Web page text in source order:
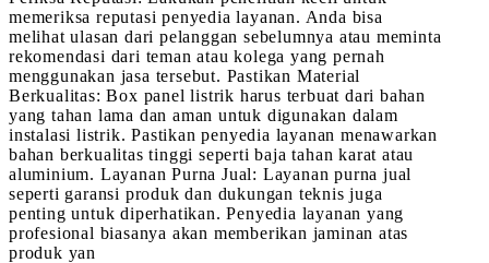
memeriksa reputasi penyedia layanan. Anda bisa
melihat ulasan dari pelanggan sebelumnya atau meminta
rekomendasi dari teman atau kolega yang pernah
menggunakan jasa tersebut. Pastikan Material
Berkualitas: Box panel listrik harus terbuat dari bahan
yang tahan lama dan aman untuk digunakan dalam
instalasi listrik. Pastikan penyedia layanan menawarkan
bahan berkualitas tinggi seperti baja tahan karat atau
aluminium. Layanan Purna Jual: Layanan purna jual
seperti garansi produk dan dukungan teknis juga
penting untuk diperhatikan. Penyedia layanan yang
profesional biasanya akan memberikan jaminan atas
produk yan